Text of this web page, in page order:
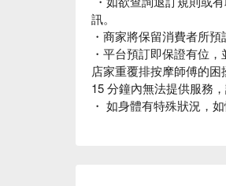
✨ 2.3 樓為舒適的按摩空
訊。
・商家將保留消費者所
・平台預訂即保證有位
店家重覆排按摩師傅的
15 分鐘內無法提供服務
・ 如身體有特殊狀況，